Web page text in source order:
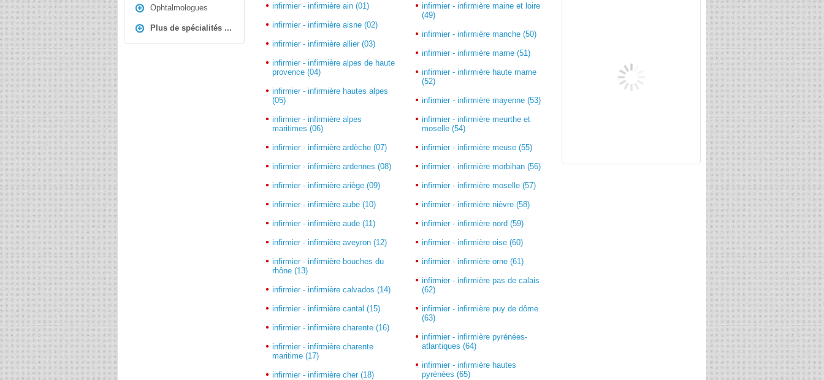
Ophtalmologues
Plus de spécialités ...
infirmier - infirmière ain (01)
infirmier - infirmière aisne (02)
infirmier - infirmière allier (03)
infirmier - infirmière alpes de haute
provence (04)
infirmier - infirmière hautes alpes
(05)
infirmier - infirmière alpes
maritimes (06)
infirmier - infirmière ardèche (07)
infirmier - infirmière ardennes (08)
infirmier - infirmière ariège (09)
infirmier - infirmière aube (10)
infirmier - infirmière aude (11)
infirmier - infirmière aveyron (12)
infirmier - infirmière bouches du
rhône (13)
infirmier - infirmière calvados (14)
infirmier - infirmière cantal (15)
infirmier - infirmière charente (16)
infirmier - infirmière charente
maritime (17)
infirmier - infirmière cher (18)
infirmier - infirmière maine et loire
(49)
infirmier - infirmière manche (50)
infirmier - infirmière marne (51)
infirmier - infirmière haute marne
(52)
infirmier - infirmière mayenne (53)
infirmier - infirmière meurthe et
moselle (54)
infirmier - infirmière meuse (55)
infirmier - infirmière morbihan (56)
infirmier - infirmière moselle (57)
infirmier - infirmière nièvre (58)
infirmier - infirmière nord (59)
infirmier - infirmière oise (60)
infirmier - infirmière orne (61)
infirmier - infirmière pas de calais
(62)
infirmier - infirmière puy de dôme
(63)
infirmier - infirmière pyrénées-
atlantiques (64)
infirmier - infirmière hautes
pyrénées (65)